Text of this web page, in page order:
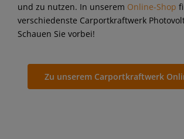
und zu nutzen. In unserem Online-Shop
verschiedenste Carportkraftwerk
Schauen Sie vorbei!
Zu unserem Carportkraftwerk